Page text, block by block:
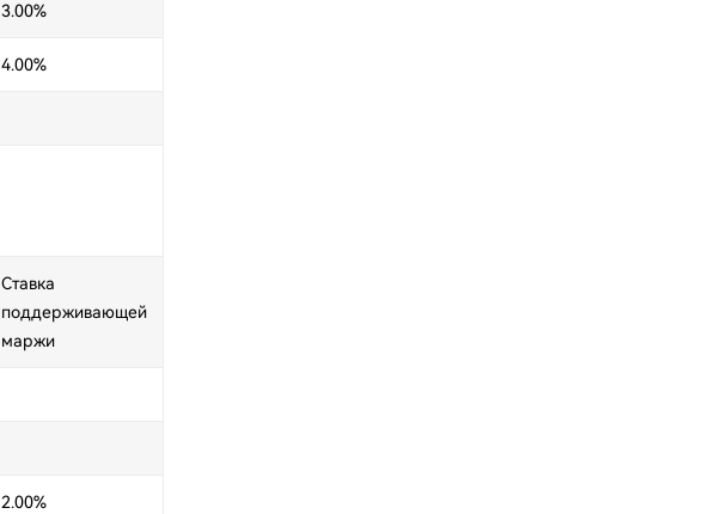
3.00%
4.00%
Ставка
поддерживающей
маржи
2.00%